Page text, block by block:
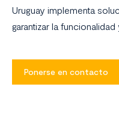
Uruguay implementa
garantizar la
Ponerse en contacto